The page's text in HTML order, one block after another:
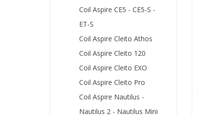
Coil Aspire CE5 - CE5-S -
ET-S
Coil Aspire Cleito Athos
Coil Aspire Cleito 120
Coil Aspire Cleito EXO
Coil Aspire Cleito Pro
Coil Aspire Nautilus -
Nautilus 2 - Nautilus Mini